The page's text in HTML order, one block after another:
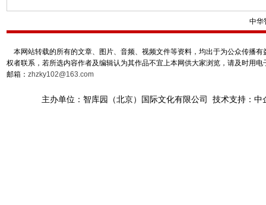
中华
本网站转载的所有的文章、图片、音频、视频文件等资料，均出于为公众传播
权者联系，若所选内容作者及编辑认为其作品不宜上本网供大家浏览，请及时用
邮箱： zhzky102@163.com
主办单位：智库园（北京）国际文化有限公司 技术支持：